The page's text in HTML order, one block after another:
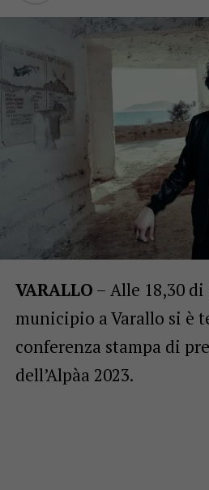
VARALLO – Alle 18,30
municipio a Varallo si è
conferenza stampa di
dell’Alpàa 2023.